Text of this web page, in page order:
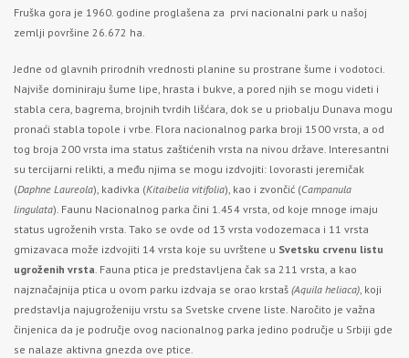
Fruška gora je 1960. godine proglašena za prvi nacionalni park u našoj
zemlji površine 26.672 ha.
Jedne od glavnih prirodnih vrednosti planine su prostrane šume i vodotoci.
Najviše dominiraju šume lipe, hrasta i bukve, a pored njih se mogu videti i
stabla cera, bagrema, brojnih tvrdih lišćara, dok se u priobalju Dunava mogu
pronaći stabla topole i vrbe. Flora nacionalnog parka broji 1500 vrsta, a od
tog broja 200 vrsta ima status zaštićenih vrsta na nivou države. Interesantni
su tercijarni relikti, a među njima se mogu izdvojiti: lovorasti jeremičak
(Daphne Laureola), kadivka (Kitaibelia vitifolia), kao i zvončić (Campanula
lingulata). Faunu Nacionalnog parka čini 1.454 vrsta, od koje mnoge imaju
status ugroženih vrsta. Tako se ovde od 13 vrsta vodozemaca i 11 vrsta
gmizavaca može izdvojiti 14 vrsta koje su uvrštene u Svetsku crvenu listu
ugroženih vrsta. Fauna ptica je predstavljena čak sa 211 vrsta, a kao
najznačajnija ptica u ovom parku izdvaja se orao krstaš (Aquila heliaca), koji
predstavlja najugroženiju vrstu sa Svetske crvene liste. Naročito je važna
činjenica da je područje ovog nacionalnog parka jedino područje u Srbiji gde
se nalaze aktivna gnezda ove ptice.